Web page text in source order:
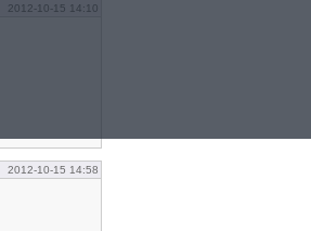
2012-10-15 14:10
2012-10-15 14:58